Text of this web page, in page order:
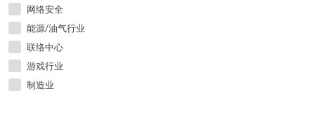
网络安全
能源/油气行业
联络中心
游戏行业
制造业